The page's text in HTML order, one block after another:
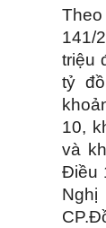
141/
triệu
tỷ
10,
và
Điều